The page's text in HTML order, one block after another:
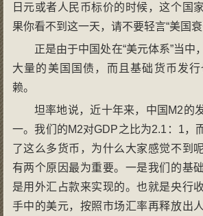
日元或者人民币标价的时候，这个国
果你看不到这一天，请不要轻言“美国衰
正是由于中国处在“美元体系”当中
大量的美国国债，而且基础货币发
赖。
坦率地说，近十年来，中国M2的
一。我们的M2对GDP之比为2.1：1，
了这么多货币，为什么大家感觉不到
有两个原因最为重要。一是我们的基
是用外汇占款来实现的。也就是央行
手中的美元，按照市场汇率再释放出